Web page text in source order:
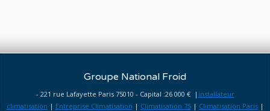
Groupe National Froid
- 221 rue Lafayette Paris 75010 - Capital :26 000 € | installateur
climatisation | Entreprise Climatisation | Climatisation 75| Climatisation Paris|